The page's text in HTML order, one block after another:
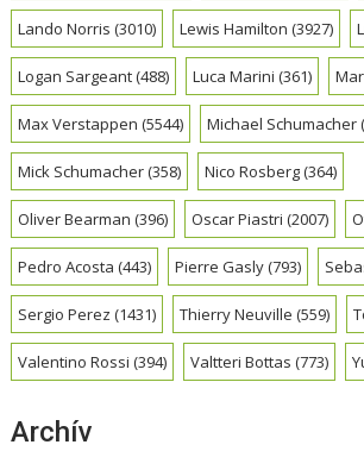
Lando Norris (3010) Lewis Hamilton (3927)
Logan Sargeant(488) Luca Marini (361)
Max Verstappen (5544) Michael Schumacher
Mick Schumacher(358) Nico Rosberg(364)
Oliver Bearman (396) Oscar Piastri (2007)
Pedro Acosta (443) Pierre Gasly(793)
Sergio Perez (1431) Thierry Neuville (559)
Valentino Rossi (394) Valtteri Bottas (773)
Archív